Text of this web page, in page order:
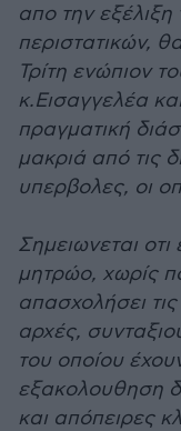
απο την
περιστατικών,
Τρίτη ενώπιον
κ.Εισαγγελέα
πραγματική
μακριά από τις
υπερβολες, οι
Σημειωνεται οτι
μητρώο, χωρίς
απασχολήσει τις
αρχές,
του οποίου
εξακολουθηση
και απόπειρες